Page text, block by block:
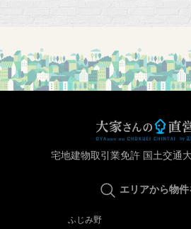
宅地建物取引業免許 国土交通
エリアから物
ふじみ野